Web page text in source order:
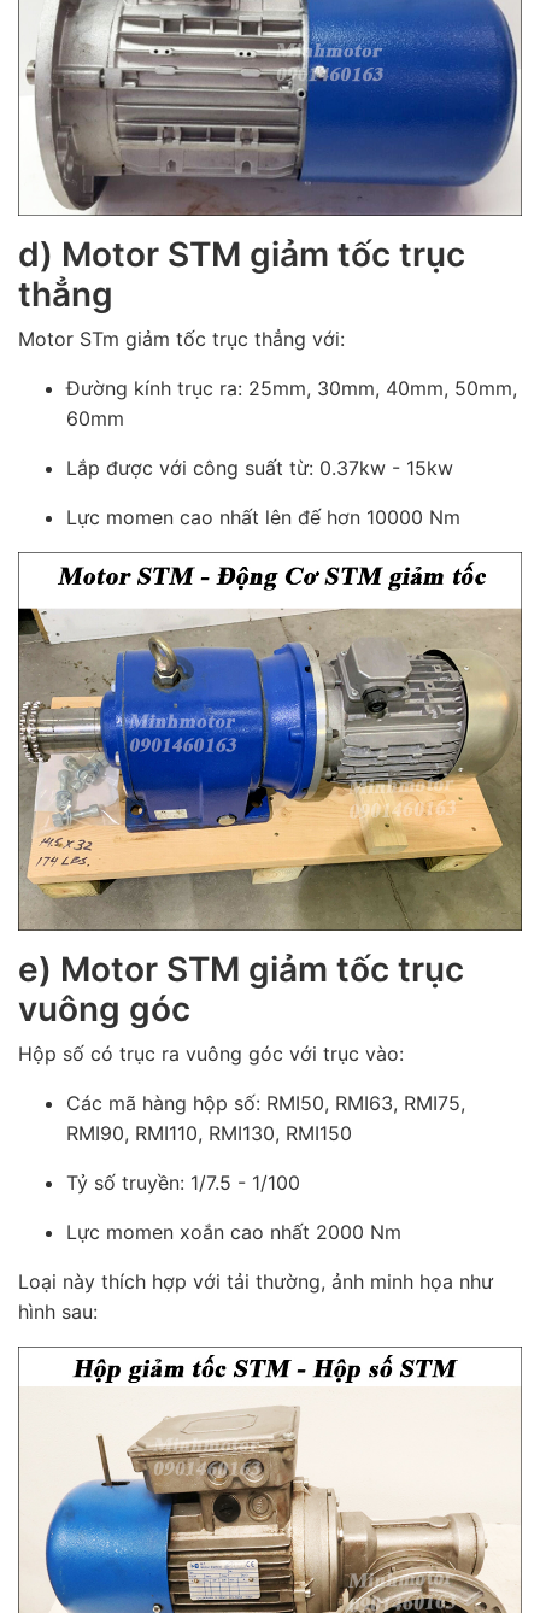
d) Motor STM giảm tốc trục
thẳng
Motor STm giảm tốc trục thẳng với:
Đường kính trục ra: 25mm, 30mm, 40mm, 50mm,
60mm
Lắp được với công suất từ: 0.37kw - 15kw
Lực momen cao nhất lên đế hơn 10000 Nm
e) Motor STM giảm tốc trục
vuông góc
Hộp số có trục ra vuông góc với trục vào:
Các mã hàng hộp số: RMI50, RMI63, RMI75,
RMI90, RMI110, RMI130, RMI150
Tỷ số truyền: 1/7.5 - 1/100
Lực momen xoắn cao nhất 2000 Nm
Loại này thích hợp với tải thường, ảnh minh họa như
hình sau: